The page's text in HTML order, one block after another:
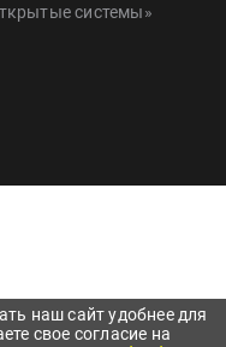
системы»
наш сайт удобнее для
свое согласие на